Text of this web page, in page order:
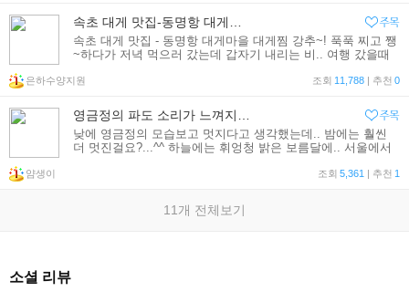
속초 대게 맛집 - 동명항 대게마을 대게찜 강추~! 푹푹 찌고 쨍
~하다가 저녁 먹으러 갔는데 갑자기 내리는 비.. 여행 갔을때
동명항 대게마을에서 울가족 좋아하는 대게를 먹었는데
은하수양지원 조회 11,788 | 추천 0
낮에 영금정의 모습보고 멋지다고 생각했는데.. 밤에는 훨씬
더 멋진걸요?...^^ 하늘에는 휘엉청 밝은 보름달에.. 서울에서
한 바닷바람을 즐기면서.. 저녁은 좀더 속초스럽
얌생이 조회 5,361 | 추천 1
11개 전체보기
소셜 리뷰